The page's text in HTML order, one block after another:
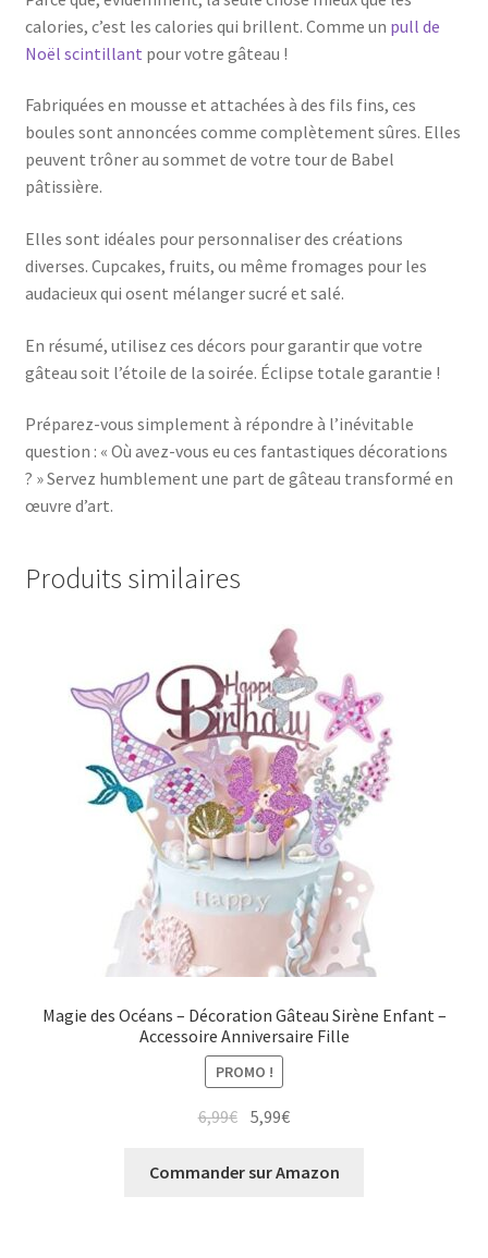
calories, c’est les calories qui brillent. Comme un pull de
Noël scintillant pour votre gâteau !
Fabriquées en mousse et attachées à des fils fins, ces
boules sont annoncées comme complètement sûres. Elles
peuvent trôner au sommet de votre tour de Babel
pâtissière.
Elles sont idéales pour personnaliser des créations
diverses. Cupcakes, fruits, ou même fromages pour les
audacieux qui osent mélanger sucré et salé.
En résumé, utilisez ces décors pour garantir que votre
gâteau soit l’étoile de la soirée. Éclipse totale garantie !
Préparez-vous simplement à répondre à l’inévitable
question : « Où avez-vous eu ces fantastiques décorations
? » Servez humblement une part de gâteau transformé en
œuvre d’art.
Produits similaires
Magie des Océans – Décoration Gâteau Sirène Enfant –
Accessoire Anniversaire Fille
PROMO !
6,99€ Le
initial
5,99€Le
actuel
Commander sur Amazon